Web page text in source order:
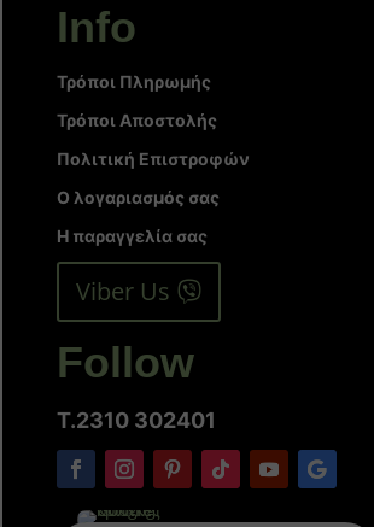
Info
Τρόποι Πληρωμής
Τρόποι Αποστολής
Πολιτική Επιστροφών
Ο λογαριασμός σας
Η παραγγελία σας
Viber Us
Follow
T.2310 302401